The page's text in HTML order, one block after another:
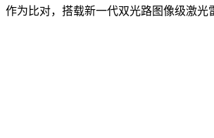
作为比对，搭载新一代双光路图像级激光